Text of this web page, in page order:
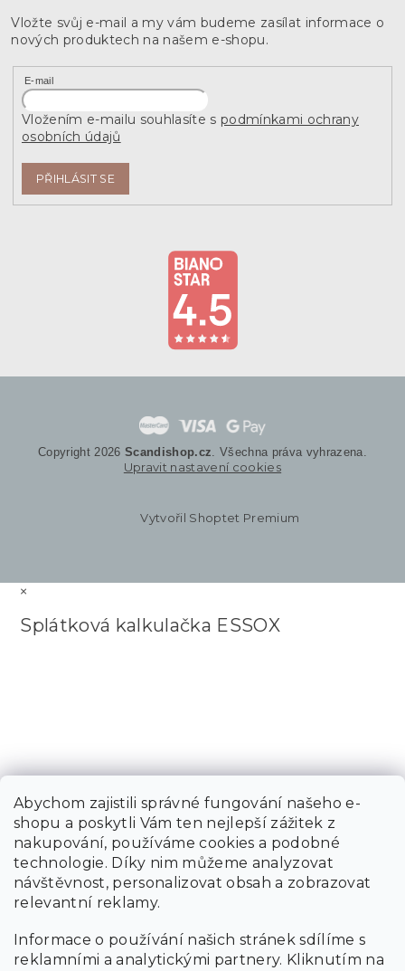
Abychom zajistili správné fungování našeho e-
shopu a poskytli Vám ten nejlepší zážitek z
nakupování, používáme cookies a podobné
technologie. Díky nim můžeme analyzovat
návštěvnost, personalizovat obsah a zobrazovat
relevantní reklamy.
Informace o používání našich stránek sdílíme s
reklamními a analytickými partnery. Kliknutím na
Vložte svůj e-mail a my vám budeme zasílat informace o
nových produktech na našem e-shopu.
E-mail
Vložením e-mailu souhlasíte s podmínkami ochrany
osobních údajů
PŘIHLÁSIT SE
Vytvořil Shoptet Premium
Copyright 2026 Scandishop.cz . Všechna práva vyhrazena.
Upravit nastavení cookies
×
Splátková kalkulačka ESSOX